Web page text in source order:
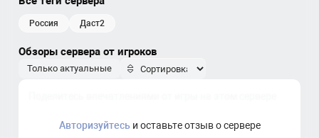
россия даст2
Обзоры сервера от игроков
Только актуальные
Авторизуйтесьи оставьте отзыв о сервере